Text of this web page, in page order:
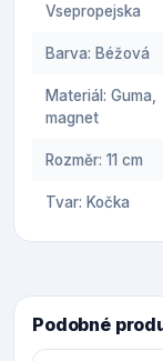
Vsepropejska
Barva: Béžová
Materiál: Guma,
magnet
Rozměr: 11 cm
Tvar: Kočka
Podobné